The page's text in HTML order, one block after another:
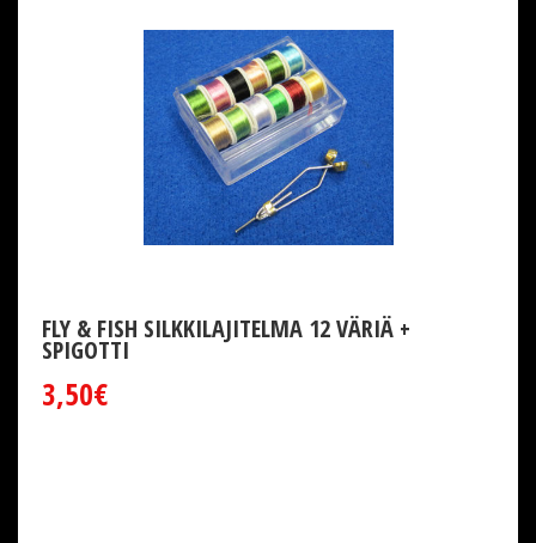
FLY & FISH SILKKILAJITELMA 12 VÄRIÄ +
SPIGOTTI
3,50€